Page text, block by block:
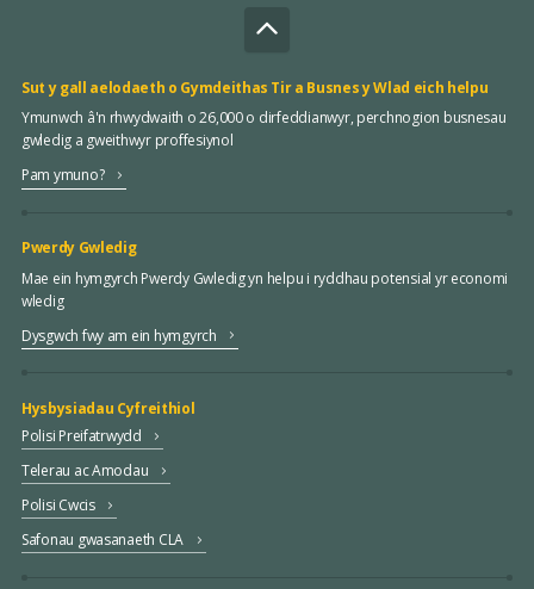
Sut y gall aelodaeth o Gymdeithas Tir a Busnes y Wlad eich helpu
Ymunwch â'n rhwydwaith o 26,000 o dirfeddianwyr, perchnogion busnesau
gwledig a gweithwyr proffesiynol
Pam ymuno?
Pwerdy Gwledig
Mae ein hymgyrch Pwerdy Gwledig yn helpu i ryddhau potensial yr economi
wledig
Dysgwch fwy am ein hymgyrch
Hysbysiadau Cyfreithiol
Polisi Preifatrwydd
Telerau ac Amodau
Polisi Cwcis
Safonau gwasanaeth CLA